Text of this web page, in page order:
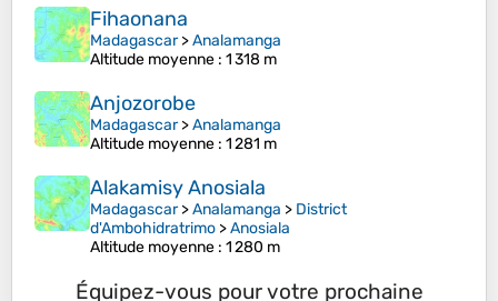
Fihaonana
Madagascar>Analamanga
Altitude moyenne : 1 318 m
Anjozorobe
Madagascar>Analamanga
Altitude moyenne : 1 281 m
Alakamisy Anosiala
Madagascar>Analamanga > District
d'Ambohidratrimo >Anosiala
Altitude moyenne : 1 280 m
Équipez-vous pour votre prochaine